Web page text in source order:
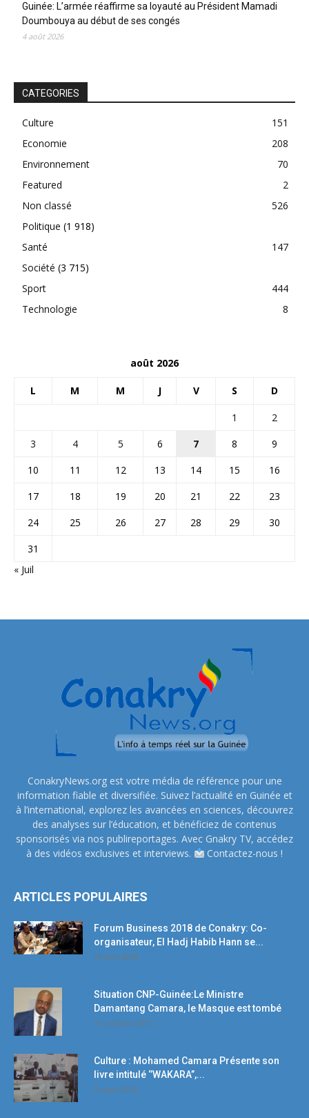
Guinée: L’armée réaffirme sa loyauté au Président Mamadi
Doumbouya au début de ses congés
4 août 2026
CATEGORIES
Culture
151
Economie
208
Environnement
70
Featured
2
Non classé
526
Politique (1 918)
Santé
147
Société (3 715)
Sport
444
Technologie
8
août 2026
L M M J V S D
1
2
3
4 5 6 7 8
9
10
11 12 13 14 15
16
17
18 19 20 21 22
23
24
25 26 27 28 29
30
31
« Juil
ConakryNews.org est votre média de référence pour une
information fiable et diversifiée. Suivez l’actualité en Guinée et
à l’international, explorez les avancées en sciences, découvrez
des analyses sur l’éducation, et bénéficiez de contenus
sponsorisés via nos publireportages. Avec Gnakry TV, accédez
à des vidéos exclusives et interviews.
Contactez-nous !
ARTICLES POPULAIRES
Forum Business 2018 de Conakry: Co-
organisateur, El Hadj Habib Hann se...
19 avril 2018
Situation CNP-Guinée:Le Ministre
Damantang Camara, le Masque est tombé
11 octobre 2017
Culture : Mohamed Camara Présente son
livre intitulé ‘’WAKARA’’,...
5 mars 2018